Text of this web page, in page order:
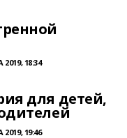
2019, 18:34
для детей,
2019, 19:46